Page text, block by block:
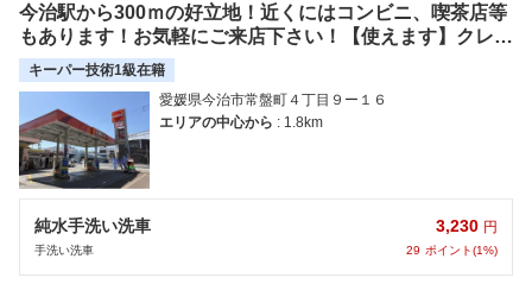
評価の高い順
今治駅から300ｍの好立地！近くにはコンビニ、喫茶店等
もあります！お気軽にご来店下さい！【使えます】クレジ
ットカード・PayPay支払い可能です♬
キーパー技術1級在籍
愛媛県今治市常盤町４丁目９ー１６
エリアの中心から : 1.8km
純水手洗い洗車
手洗い洗車
3,230 円
29 ポイント(1%)